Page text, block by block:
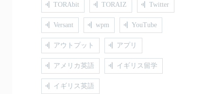
TORAbit TORAIZ Twitter
Versant wpm YouTube
アウトプット アプリ
アメリカ英語 イギリス留学
イギリス英語